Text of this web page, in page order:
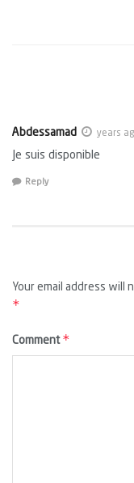
Abdessamad
Je suis disponible
Reply
Your email address will
*
Comment *